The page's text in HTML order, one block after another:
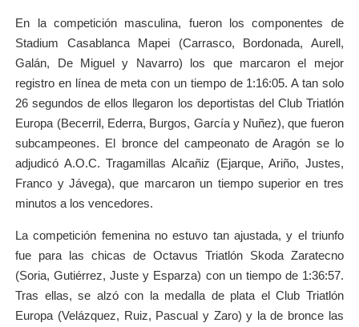
En la competición masculina, fueron los componentes de
Stadium Casablanca Mapei (Carrasco, Bordonada, Aurell,
Galán, De Miguel y Navarro) los que marcaron el mejor
registro en línea de meta con un tiempo de 1:16:05. A tan solo
26 segundos de ellos llegaron los deportistas del Club Triatlón
Europa (Becerril, Ederra, Burgos, García y Nuñez), que fueron
subcampeones. El bronce del campeonato de Aragón se lo
adjudicó A.O.C. Tragamillas Alcañiz (Ejarque, Ariño, Justes,
Franco y Jávega), que marcaron un tiempo superior en tres
minutos a los vencedores.
La competición femenina no estuvo tan ajustada, y el triunfo
fue para las chicas de Octavus Triatlón Skoda Zaratecno
(Soria, Gutiérrez, Juste y Esparza) con un tiempo de 1:36:57.
Tras ellas, se alzó con la medalla de plata el Club Triatlón
Europa (Velázquez, Ruiz, Pascual y Zaro) y la de bronce las